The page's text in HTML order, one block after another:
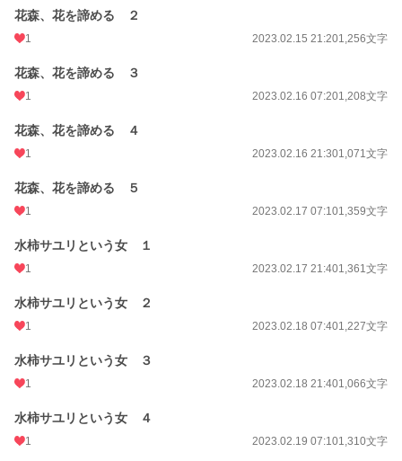
花森、花を諦める ２
1 2023.02.15 21:201,256文字
花森、花を諦める ３
1 2023.02.16 07:201,208文字
花森、花を諦める ４
1 2023.02.16 21:301,071文字
花森、花を諦める ５
1 2023.02.17 07:101,359文字
水柿サユリという女 １
1 2023.02.17 21:401,361文字
水柿サユリという女 ２
1 2023.02.18 07:401,227文字
水柿サユリという女 ３
1 2023.02.18 21:401,066文字
水柿サユリという女 ４
1 2023.02.19 07:101,310文字